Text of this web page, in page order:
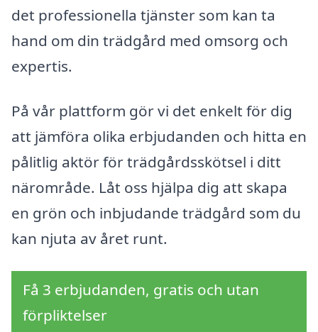
det professionella tjänster som kan ta
hand om din trädgård med omsorg och
expertis.
På vår plattform gör vi det enkelt för dig
att jämföra olika erbjudanden och hitta en
pålitlig aktör för trädgårdsskötsel i ditt
närområde. Låt oss hjälpa dig att skapa
en grön och inbjudande trädgård som du
kan njuta av året runt.
Få 3 erbjudanden, gratis och utan
förpliktelser